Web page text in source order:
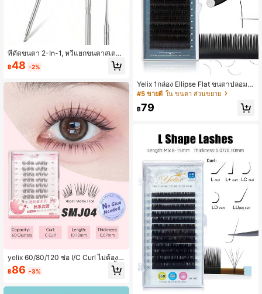
ที่ดัดขนตา 2-In-1, หวีแยกขนตาสเตนเ
ลส, เหมาะสำหรับชุดย้อมขนตา, แปรงดั
ดขนตามืออาชีพ, สีเงิน
฿48 -2%
yelix 60/80/120 ช่อ I/C Curl ไม่ต้องใ
ช้กาวต่อขนตาปลอม ขนตาต่อแบบชิ้นเ
ดี่ยวสไตล์มังงะ ติดเองได้ ชุดขนตาปลอ
฿86 -3%
Yelix 1กล่อง Ellipse Flat ขนตาปลอมป
ลายแยก เบาและนุ่มเป็นพิเศษ ขนตา เค
+ Curl สำหรับ Choicelash Clusters,E
#5 ขายดี ใน ขนตา ส่วนขยาย
฿79